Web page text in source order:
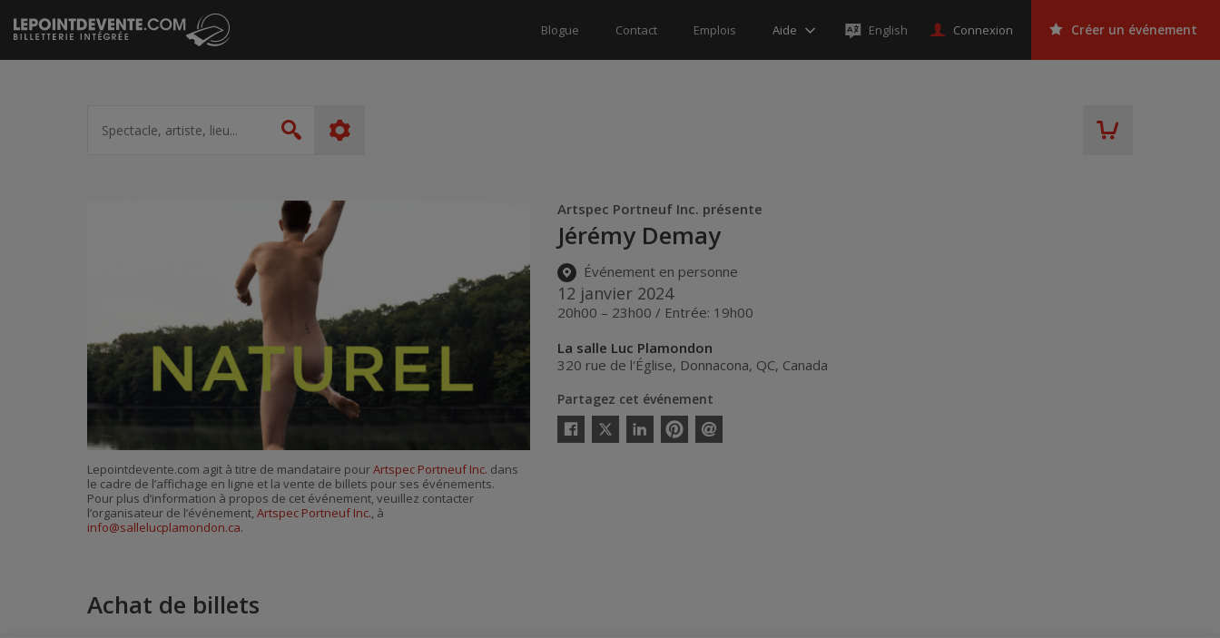
Passer
au
contenu
Blogue Contact Emplois Aide English Connexion Créer un événement
artiste,
lieu...
Rechercher
Artspec Portneuf Inc. présente
Jérémy Demay
Événement en personne
12 janvier 2024
20h00 – 23h00 / Entrée: 19h00
La salle Luc Plamondon
320 rue de l'Église, Donnacona, QC, Canada
Partagez cet événement
Facebook
Twitter
LinkedinPinterestEnvoyer
Lepointdevente.com agit à titre de mandataire pourArtspec Portneuf Inc. dans
le cadre de l’affichage en ligne et la vente de billets pour ses événements.
Pour plus d’information à propos de cet événement, veuillez contacter
l’organisateur de l’événement, Artspec Portneuf Inc., à
info@sallelucplamondon.ca.
Achat de billets